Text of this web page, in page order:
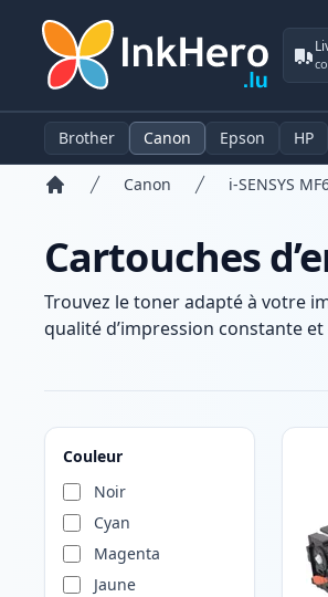
Brother Canon Epson HP
Canon i-SENSYS
Cartouches
Trouvez le toner adapté à votre
qualité d’impression constante
Couleur
Noir
Cyan
Magenta
Jaune